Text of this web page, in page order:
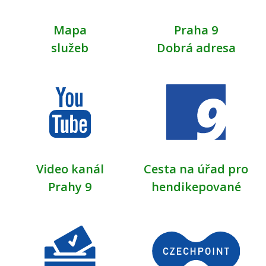
Mapa
služeb
Praha 9
Dobrá adresa
Video kanál
Prahy 9
Cesta na úřad pro
hendikepované